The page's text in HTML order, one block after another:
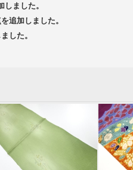
ました。
追加しました。
した。